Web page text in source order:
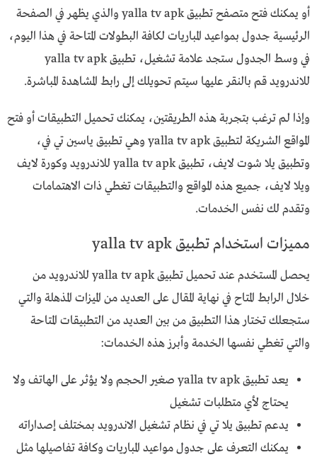
أو يمكنك فتح متصفح تطبيق yalla tv apk والذي يظهر في الصفحة
الرئيسية جدول بمواعيد المباريات لكافة البطولات المتاحة في هذا اليوم،
في وسط الجدول ستجد علامة تشغيل، تطبيق yalla tv apk
للاندرويد قم بالنقر عليها سيتم تحويلك إلى رابط المشاهدة المباشرة.
وإذا لم ترغب بتجربة هذه الطريقتين، يمكنك تحميل التطبيقات أو فتح
المواقع الشريكة لتطبيق yalla tv apk وهي تطبيق ياسين تي في،
وتطبيق يلا شوت لايف، تطبيق yalla tv apk للاندرويد وكورة لايف
ويلا لايف، جميع هذه المواقع والتطبيقات تغطي ذات الاهتمامات
وتقدم لك نفس الخدمات.
مميزات استخدام تطبيق yalla tv apk
يحصل المستخدم عند تحميل تطبيق yalla tv apk للاندرويد من
خلال الرابط المتاح في نهاية المقال على العديد من الميزات المذهلة والتي
ستجعلك تختار هذا التطبيق من بين العديد من التطبيقات المتاحة
والتي تغطي نفسها الخدمة وأبرز هذه الخدمات:
يعد تطبيق yalla tv apk صغير الحجم ولا يؤثر على الهاتف ولا
يحتاج لأي متطلبات تشغيل
يدعم تطبيق يلا تي في نظام تشغيل الاندرويد بمختلف إصداراته
يمكنك التعرف على جدول مواعيد المباريات وكافة تفاصيلها مثل